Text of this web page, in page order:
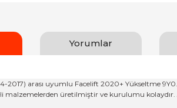
Yorumlar
2017) arası uyumlu Facelift 2020+ Yükseltme
malzemelerden üretilmiştir ve kurulumu